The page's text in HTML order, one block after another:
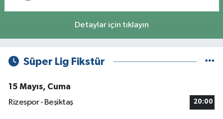
Detaylar için tıklayın
Süper Lig Fikstür
15 Mayıs, Cuma
Rizespor - Beşiktaş
20:00